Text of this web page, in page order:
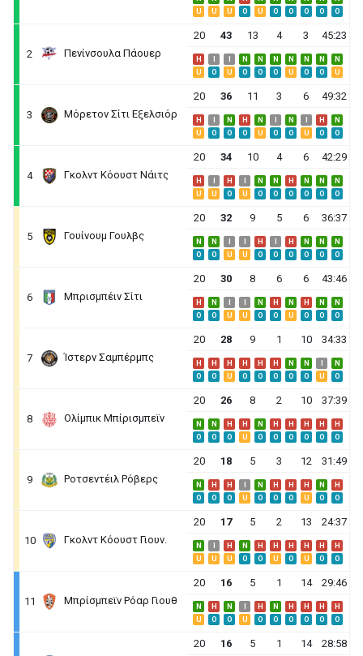
U
U U O U O O O O O
2 Πενίνσουλα Πάουερ
20 43 13 4 3 45:23
H N N N N N N
N
U
O U O O O U O O U
3 Μόρετον Σίτι Εξελσιόρ
20 36 11 3 6 49:32
H N H N N H
N
U
O O O U O O U O O
4 Γκολντ Κόουστ Νάιτς
20 34 10 4 6 42:29
H H N N H N N
N
U
U O U O O O O O O
5 Γουίνουμ Γουλβς
20 32 9 5 6 36:37
N N H H N N
N
O
O U U O O O O O O
6 Μπρισμπέιν Σίτι
20 30 8 6 6 43:46
H N N H N H N
N
O
O U U O O U O O O
7 Ίστερν Σαμπέρμπς
20 28 9 1 10 34:33
H H H H H H N N
N
O
O U O O O O O U O
8 Ολίμπικ Μπίρισμπεϊν
20 26 8 2 10 37:39
N N H H N H H H H
H
O
O O U O O O O O O
9 Ροτσεντέιλ Ρόβερς
20 18 5 3 12 31:49
N H H N H H H N
H
O
O O U O O O U O O
10 Γκολντ Κόουστ Γιουν.
20 17 5 2 13 24:37
N H N H H H H H
H
U
U U O O U O U O O
11 Μπρίσμπεϊν Ρόαρ Γιουθ
20 16 5 1 14 29:46
N H N H N H H H
H
U
O O U O O O O O O
20 16 5 1 14 28:58